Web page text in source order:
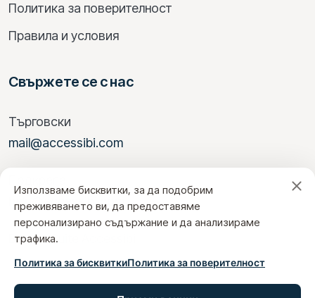
Използваме бисквитки, за да подобрим
преживяването ви, да предоставяме
персонализирано съдържание и да анализираме
трафика.
Политика за бисквиткиПолитика за поверителност
Политика за поверителност
Правила и условия
Свържете се с нас
Търговски
mail@accessibi.com
help@accessibi.com
Вход в Suite Accessibi